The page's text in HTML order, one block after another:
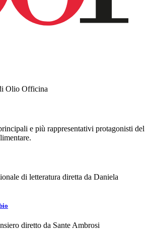
Olio Officina
e più rappresentativi protagonisti del
di letteratura diretta da Daniela
diretto da Sante Ambrosi